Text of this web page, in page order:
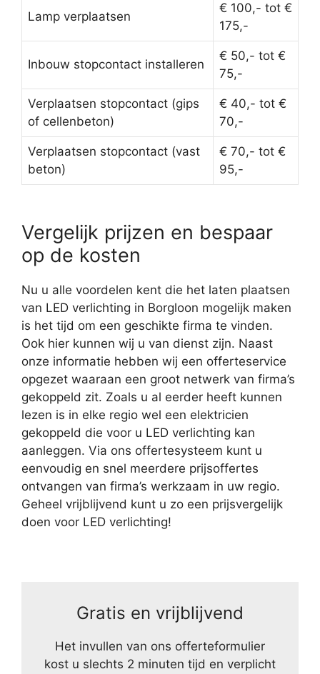
Lamp verplaatsen
€ 100,- tot €
175,-
Inbouw stopcontact installeren
€ 50,- tot €
75,-
Verplaatsen stopcontact (gips
of cellenbeton)
€ 40,- tot €
70,-
Verplaatsen stopcontact (vast
beton)
€ 70,- tot €
95,-
Vergelijk prijzen en bespaar
op de kosten
Nu u alle voordelen kent die het laten plaatsen
van LED verlichting in Borgloon mogelijk maken
is het tijd om een geschikte firma te vinden.
Ook hier kunnen wij u van dienst zijn. Naast
onze informatie hebben wij een offerteservice
opgezet waaraan een groot netwerk van firma’s
gekoppeld zit. Zoals u al eerder heeft kunnen
lezen is in elke regio wel een elektricien
gekoppeld die voor u LED verlichting kan
aanleggen. Via ons offertesysteem kunt u
eenvoudig en snel meerdere prijsoffertes
ontvangen van firma’s werkzaam in uw regio.
Geheel vrijblijvend kunt u zo een prijsvergelijk
doen voor LED verlichting!
Gratis en vrijblijvend
Het invullen van ons offerteformulier
kost u slechts 2 minuten tijd en verplicht